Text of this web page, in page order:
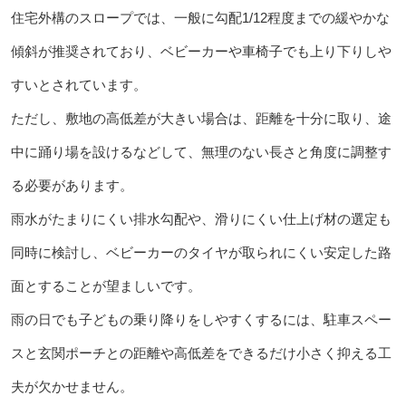
住宅外構のスロープでは、一般に勾配1/12程度までの緩やかな
傾斜が推奨されており、ベビーカーや車椅子でも上り下りしや
すいとされています。
ただし、敷地の高低差が大きい場合は、距離を十分に取り、途
中に踊り場を設けるなどして、無理のない長さと角度に調整す
る必要があります。
雨水がたまりにくい排水勾配や、滑りにくい仕上げ材の選定も
同時に検討し、ベビーカーのタイヤが取られにくい安定した路
面とすることが望ましいです。
雨の日でも子どもの乗り降りをしやすくするには、駐車スペー
スと玄関ポーチとの距離や高低差をできるだけ小さく抑える工
夫が欠かせません。